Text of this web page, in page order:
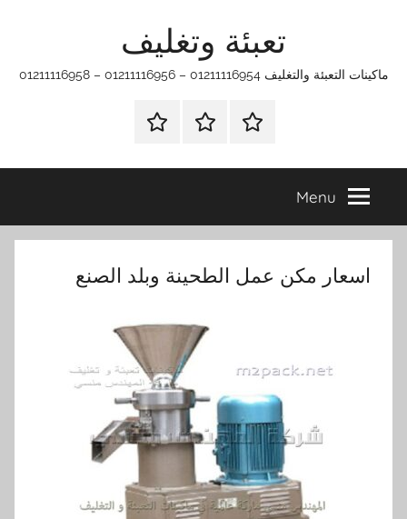
تعبئة وتغليف
ماكينات التعبئة والتغليف 01211116954 – 01211116956 – 01211116958
الرئيسيةماكينات
وتغليف
اتـصـل
في
التي
Menu
اسعار مكن عمل الطحينة وبلد الصنع